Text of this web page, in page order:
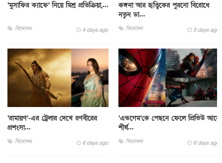
‘মুসাফির ক্যাফে’ নিয়ে মিশ্র প্রতিক্রিয়া,...
বিনোদন 4 days ago
কঙ্গনা আর হৃত্বিকের পুরনো বিরোধে
নতুন ডা...
বিনোদন 5 days ago
‘রামায়ণ’-এর ট্রেলার দেখে রণবীরের
প্রশংসা...
বিনোদন 6 days ago
‘এন্ডগেম’কে পেছনে ফেলে প্রিভিউ আয়ে
শীর্ষ...
বিনোদন 6 days ago